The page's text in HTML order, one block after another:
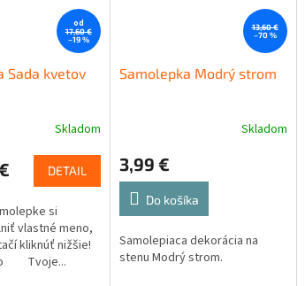
od
17,60 €
–19 %
Sada kvetov
Skladom
DETAIL
si
vlastné meno,
kliknúť nižšie!
Tvoje...
13,60 €
–70 %
Samolepka Modrý strom
Skladom
3,99 €
Do košíka
Samolepiaca dekorácia na
stenu Modrý strom.